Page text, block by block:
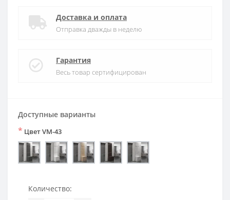
Доставка и оплата
Отправка дважды в неделю
Гарантия
Весь товар сертифицирован
Доступные варианты
* Цвет VM-43
Количество: